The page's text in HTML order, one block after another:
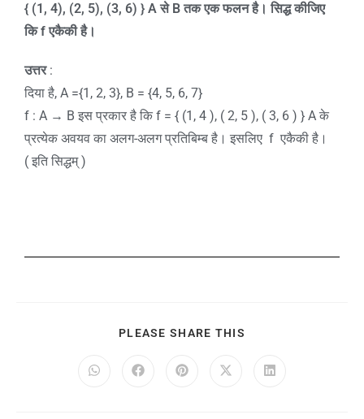
{ (1, 4), (2, 5), (3, 6) } Aसे Bतक एक फलन है। सिद्ध कीजिए
किfएकैकी है।
उत्तर:
दिया है, A ={1, 2, 3}, B = {4, 5, 6, 7}
f : A → B इस प्रकार है कि f = { (1, 4 ), ( 2, 5 ), ( 3, 6 ) } A के
प्रत्येक अवयव का अलग-अलग प्रतिबिम्ब है। इसलिए f एकैकी है।
( इति सिद्धम् )
PLEASE SHARE THIS